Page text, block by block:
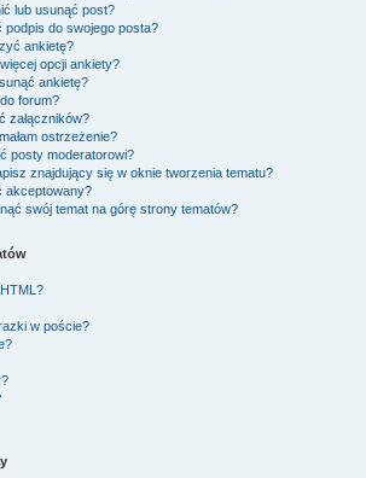
lub usunąć post?
podpis do swojego posta?
ankietę?
opcji ankiety?
ankietę?
forum?
załączników?
ostrzeżenie?
posty moderatorowi?
znajdujący się w oknie tworzenia tematu?
akceptowany?
swój temat na górę strony tematów?
w poście?